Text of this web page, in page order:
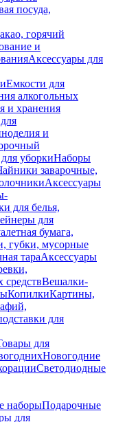
посуда,
горячий
и
Аксессуары для
Емкости для
алкогольных
и хранения
и
уборкиНаборы
заварочные,
Аксессуары
для белья,
для
бумага,
губки, мусорные
тараАксессуары
Вешалки-
КопилкиКартины,
для
для
Новогодние
Светодиодные
наборыПодарочные
для